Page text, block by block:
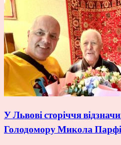
У Львові сторіччя
Голодомору Микола